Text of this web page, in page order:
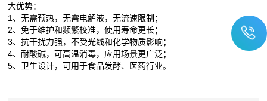
大优势：
1、无需预热，无需电解液，无流速限制；
2、免于维护和频繁校准，使用寿命更长；
3、抗干扰力强，不受光线和化学物质影响；
4、耐酸碱，可高温消毒，应用场景更广泛；
5、卫生设计，可用于食品发酵、医药行业。